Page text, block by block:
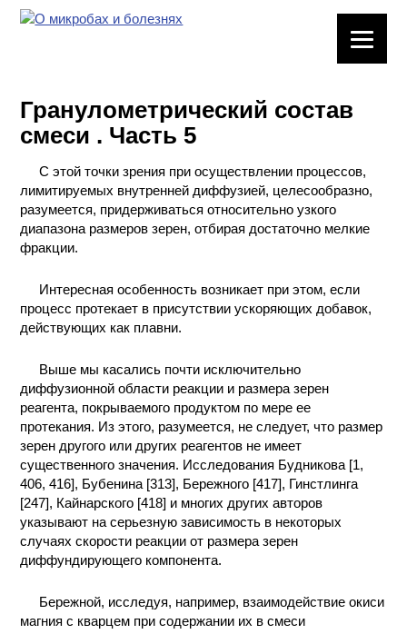
ХИМИЧЕСКАЯ
ПОСУДА
ФАКТОРЫ
МЕТОДЫ
ХИМИЯ НА
И ХИМИЧЕСКАЯ
ТЕХНОЛОГИЯ
КОНТАКТЫ
Гранулометрический состав
смеси . Часть 5
С этой точки зрения при осуществлении процессов,
лимитируемых внутренней диффузией, целесообразно,
разумеется, придерживаться относительно узкого
диапазона размеров зерен, отбирая достаточно мелкие
фракции.
Интересная особенность возникает при этом, если
процесс протекает в присутствии ускоряющих добавок,
действующих как плавни.
Выше мы касались почти исключительно
диффузионной области реакции и размера зерен
реагента, покрываемого продуктом по мере ее
протекания. Из этого, разумеется, не следует, что размер
зерен другого или других реагентов не имеет
существенного значения. Исследования Будникова [1,
406, 416], Бубенина [313], Бережного [417], Гинстлинга
[247], Кайнарского [418] и многих других авторов
указывают на серьезную зависимость в некоторых
случаях скорости реакции от размера зерен
диффундирующего компонента.
Бережной, исследуя, например, взаимодействие окиси
магния с кварцем при содержании их в смеси